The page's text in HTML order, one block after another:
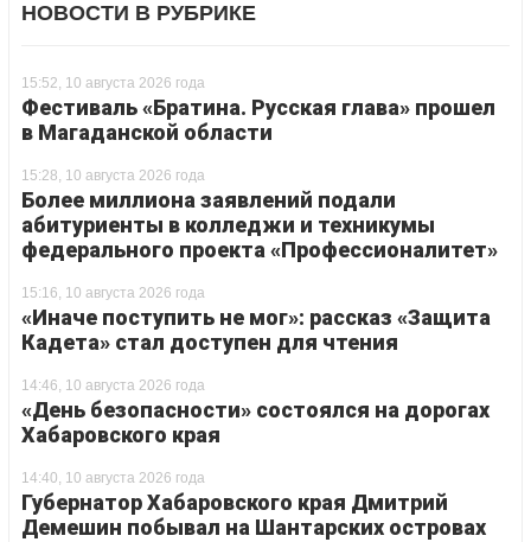
НОВОСТИ В РУБРИКЕ
15:52, 10 августа 2026 года
Фестиваль «Братина. Русская глава» прошел
в Магаданской области
15:28, 10 августа 2026 года
Более миллиона заявлений подали
абитуриенты в колледжи и техникумы
федерального проекта «Профессионалитет»
15:16, 10 августа 2026 года
«Иначе поступить не мог»: рассказ «Защита
Кадета» стал доступен для чтения
14:46, 10 августа 2026 года
«День безопасности» состоялся на дорогах
Хабаровского края
14:40, 10 августа 2026 года
Губернатор Хабаровского края Дмитрий
Демешин побывал на Шантарских островах